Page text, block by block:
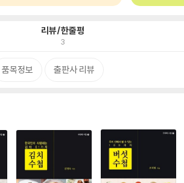
리뷰/한줄평
3
품목정보 출판사 리뷰